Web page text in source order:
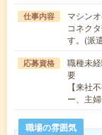
仕事内容
マシン
コネク
す。(派
応募資格
職種未
要
【来社
ー、主
職場の雰囲気